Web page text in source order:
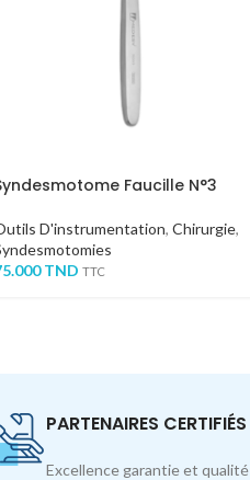
Faucille N°3
D'instrumentation, Chirurgie,
TND TTC
PARTENAIRES CERTIFIÉS
Excellence garantie et qualité